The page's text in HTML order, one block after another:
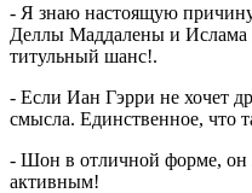
- Я знаю настоящую
Деллы Маддалены и Ислама
титульный шанс!.
- Если Иан Гэрри не хочет
смысла. Единственное, что
- Шон в отличной форме, он
активным!